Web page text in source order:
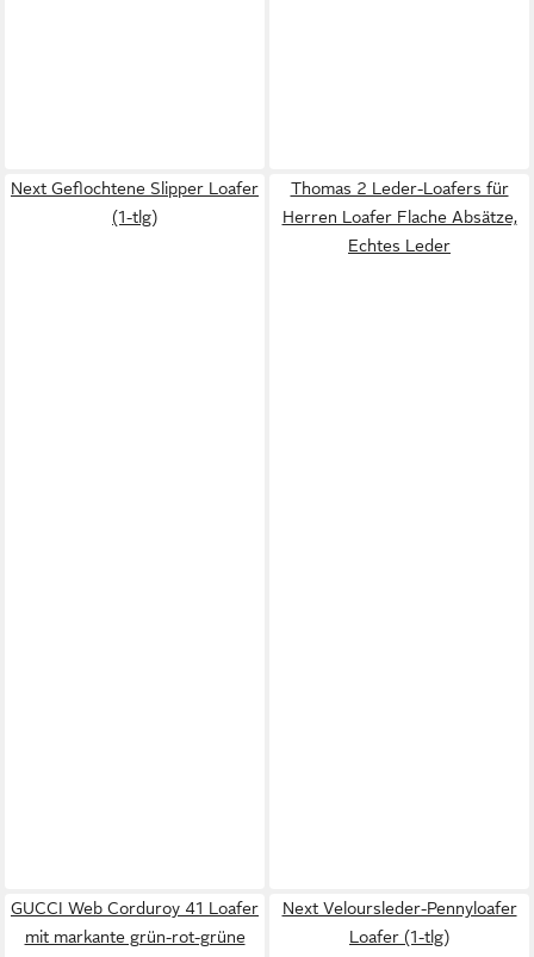
Next Geflochtene Slipper Loafer
(1-tlg)
Thomas 2 Leder-Loafers für
Herren Loafer Flache Absätze,
Echtes Leder
GUCCI Web Corduroy 41 Loafer
mit markante grün-rot-grüne
Next Veloursleder-Pennyloafer
Loafer (1-tlg)